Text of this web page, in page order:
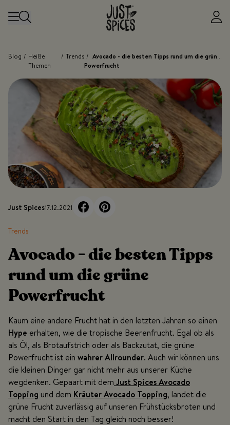
Blog / Heiße
Themen
/ Trends / Avocado - die besten Tipps rund um die grüne
Powerfrucht
Just Spices17.12.2021
Trends
Avocado - die besten Tipps
rund um die grüne
Powerfrucht
Kaum eine andere Frucht hat in den letzten Jahren so einen
Hype erhalten, wie die tropische Beerenfrucht. Egal ob als
als Öl, als Brotaufstrich oder als Backzutat, die grüne
Powerfrucht ist ein wahrer Allrounder. Auch wir können uns
die kleinen Dinger gar nicht mehr aus unserer Küche
wegdenken. Gepaart mit dem Just Spices Avocado
Topping und dem Kräuter Avocado Topping, landet die
grüne Frucht zuverlässig auf unseren Frühstücksbroten und
macht den Start in den Tag gleich noch besser!